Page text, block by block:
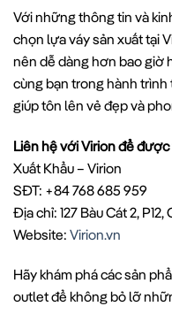
Với những thông tin và
chọn lựa váy sản xuất tại
nên dễ dàng hơn bao giờ
cùng bạn trong hành
giúp tôn lên vẻ đẹp và
Liên hệ với Virion để
Xuất Khẩu – Virion
SĐT: +84 768 685 959
Địa chỉ: 127 Bàu Cát 2,
Website: Virion.vn
Hãy khám phá các sản
outlet để không bỏ lỡ